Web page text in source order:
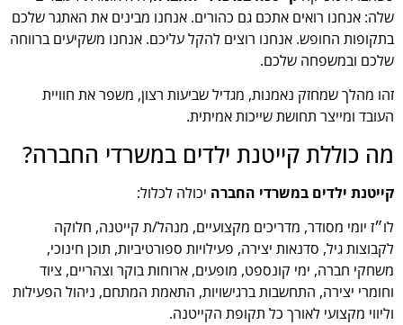
שלה: אנחנו רואים אתכם גם כהורים. אנחנו מבינים את האתגר שלכם
בתקופות החופש. אנחנו רוצים להקל עליכם. אנחנו משקיעים ברווחה
שלכם ובמשפחה שלכם.
זהו מהלך שמחזק נאמנות, מגדיל שביעות רצון, משפר את חוויית
העובד ומייצר תחושת שייכות אמיתית.
מה כוללת קייטנת ילדים במשרדי החברה?
קייטנת ילדים במשרדי החברה יכולה לכלול:
לו״ז יומי מסודר, מדריכים מקצועיים, מנהל/ת קייטנה, חלוקה
לקבוצות גיל, סדנאות יצירה, פעילויות ספורטיביות, תוכן חינוכי,
משחקי חברה, ימי קונספט, מופעים, ארוחות בוקר וצהריים, ציוד
וחומרי יצירה, התחשבות ברגישויות, התאמת המתחם, ניהול הפעילות
וליווי מקצועי לאורך כל תקופת הקייטנה.